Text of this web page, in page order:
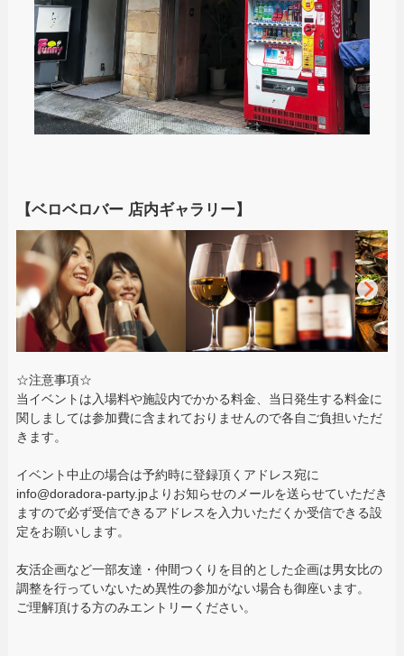
【ベロベロバー 店内ギャラリー】
☆注意事項☆
当イベントは入場料や施設内でかかる料金、当日発生する料金に
関しましては参加費に含まれておりませんので各自ご負担いただ
きます。
イベント中止の場合は予約時に登録頂くアドレス宛に
info@doradora-party.jpよりお知らせのメールを送らせていただき
ますので必ず受信できるアドレスを入力いただくか受信できる設
定をお願いします。
友活企画など一部友達・仲間つくりを目的とした企画は男女比の
調整を行っていないため異性の参加がない場合も御座います。
ご理解頂ける方のみエントリーください。